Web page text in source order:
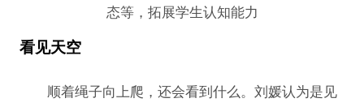
态等，拓展学生认知能力
看见天空
顺着绳子向上爬，还会看到什么。刘媛认为是见